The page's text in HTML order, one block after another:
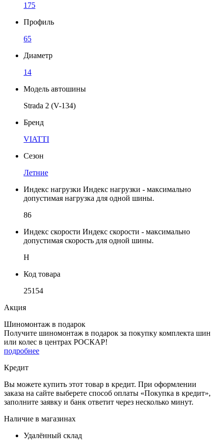
175
Профиль
65
Диаметр
14
Модель автошины
Strada 2 (V-134)
Бренд
VIATTI
Сезон
Летние
Индекс нагрузки Индекс нагрузки - максимально
допустимая нагрузка для одной шины.
86
Индекс скорости Индекс скорости - максимально
допустимая скорость для одной шины.
H
Код товара
25154
Акция
Шиномонтаж в подарок
Получите шиномонтаж в подарок за покупку комплекта шин
или колес в центрах РОСКАР!
подробнее
Кредит
Вы можете купить этот товар в кредит. При оформлении
заказа на сайте выберете способ оплаты «Покупка в кредит»,
заполните заявку и банк ответит через несколько минут.
Наличие в магазинах
Удалённый склад